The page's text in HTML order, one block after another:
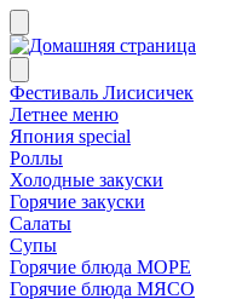
Фестиваль Лисисичек
Летнее меню
Япония special
Роллы
Холодные закуски
Горячие закуски
Салаты
Супы
Горячие блюда МОРЕ
Горячие блюда МЯСО